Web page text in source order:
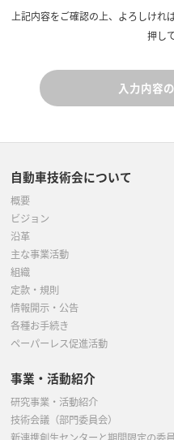
上記内容をご確認の上、よろしけ
押し
入力内容
自動車技術会について
概要
ビジョン
沿革
主な事業活動
組織
定款・規則
情報開示・公告
各種お手続き
ペーパーレス促進活動
事業・活動紹介
研究事業・活動紹介
技術会議（部門委員会）